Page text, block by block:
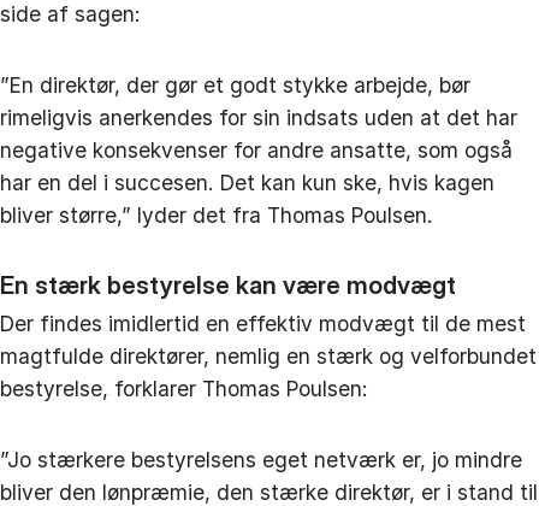
side af sagen:
”En direktør, der gør et godt stykke arbejde, bør
rimeligvis anerkendes for sin indsats uden at det har
negative konsekvenser for andre ansatte, som også
har en del i succesen. Det kan kun ske, hvis kagen
bliver større,” lyder det fra Thomas Poulsen.
En stærk bestyrelse kan være modvægt
Der findes imidlertid en effektiv modvægt til de mest
magtfulde direktører, nemlig en stærk og velforbundet
bestyrelse, forklarer Thomas Poulsen:
”Jo stærkere bestyrelsens eget netværk er, jo mindre
bliver den lønpræmie, den stærke direktør, er i stand til